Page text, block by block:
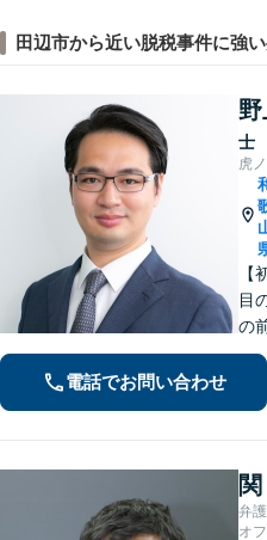
田辺市から近い脱税事件に強
士
虎
【
目
の
こ
し
し
電話でお問い合わせ
弁
オ